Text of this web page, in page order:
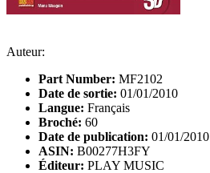
Auteur:
Part Number: MF2102
Date de sortie: 01/01/2010
Langue: Français
Broché: 60
Date de publication: 01/01/2010
ASIN: B00277H3FY
Éditeur: PLAY MUSIC